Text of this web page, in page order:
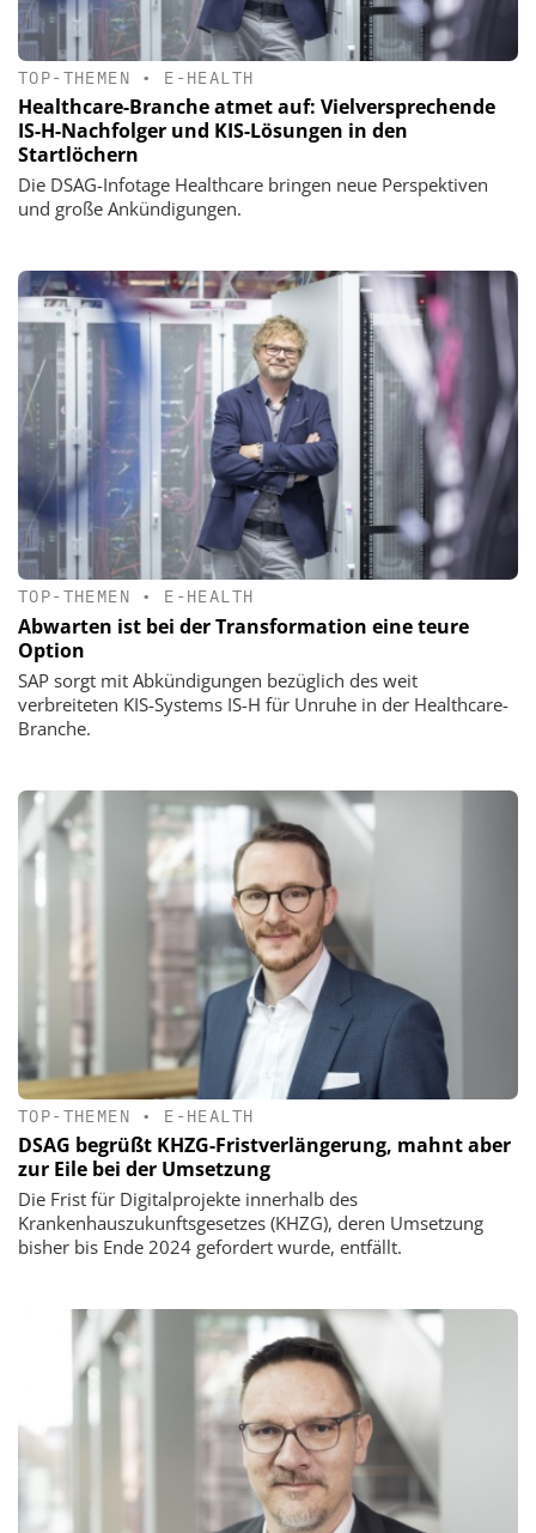
TOP-THEMEN • E-HEALTH
Healthcare-Branche atmet auf: Vielversprechende
IS-H-Nachfolger und KIS-Lösungen in den
Startlöchern
Die DSAG-Infotage Healthcare bringen neue Perspektiven
und große Ankündigungen.
TOP-THEMEN • E-HEALTH
Abwarten ist bei der Transformation eine teure
Option
SAP sorgt mit Abkündigungen bezüglich des weit
verbreiteten KIS-Systems IS-H für Unruhe in der Healthcare-
Branche.
TOP-THEMEN • E-HEALTH
DSAG begrüßt KHZG-Fristverlängerung, mahnt aber
zur Eile bei der Umsetzung
Die Frist für Digitalprojekte innerhalb des
Krankenhauszukunftsgesetzes (KHZG), deren Umsetzung
bisher bis Ende 2024 gefordert wurde, entfällt.